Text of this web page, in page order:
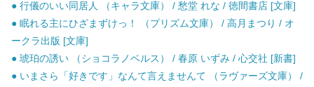
● 行儀のいい同居人 （キャラ文庫） / 愁堂 れな / 徳間書店 [文庫]
● 眠れる主にひざまずけっ！ （プリズム文庫） / 高月まつり / オ
ークラ出版 [文庫]
● 琥珀の誘い （ショコラノベルス） / 春原 いずみ / 心交社 [新書]
● いまさら「好きです」なんて言えませんて （ラヴァーズ文庫） /